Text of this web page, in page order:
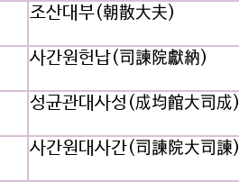
조산대부(朝散大夫)
사간원헌납(司諫院獻納)
성균관대사성(成均館大司成
사간원대사간(司諫院大司諫